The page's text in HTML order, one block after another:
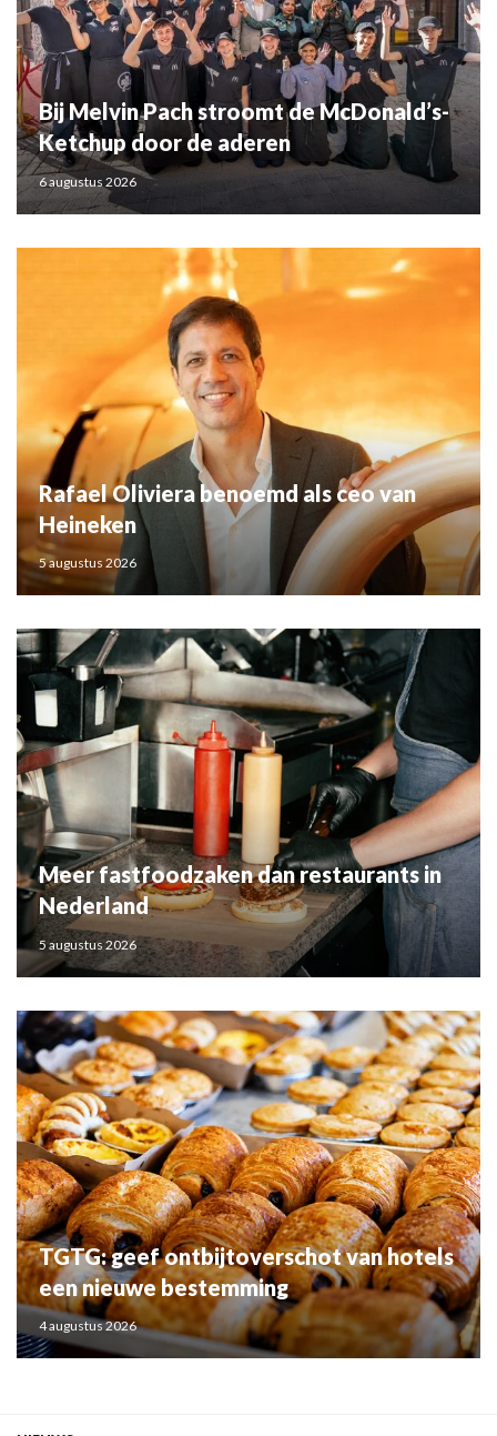
Bij Melvin Pach stroomt de McDonald’s-
Ketchup door de aderen
6 augustus 2026
Rafael Oliviera benoemd als ceo van
Heineken
5 augustus 2026
Meer fastfoodzaken dan restaurants in
Nederland
5 augustus 2026
TGTG: geef ontbijtoverschot van hotels
een nieuwe bestemming
4 augustus 2026